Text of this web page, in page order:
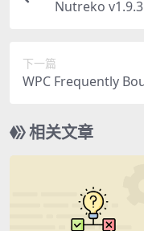
Nutreko
下一篇
WPC Frequently
相关文章